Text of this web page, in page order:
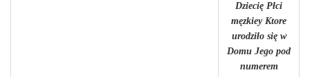
Dziecię Płci
męzkiey Ktore
urodziło się w
Domu Jego pod
numerem